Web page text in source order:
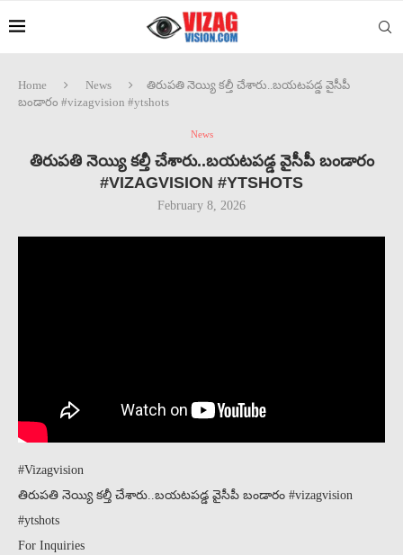
Home News
తిరుపతి నెయ్యి కల్తీ చేశారు..బయటపడ్డ వైసీపీ
బండారం #vizagvision #ytshots
News
తిరుపతి నెయ్యి కల్తీ చేశారు..బయటపడ్డ వైసీపీ బండారం
#VIZAGVISION #YTSHOTS
February 8, 2026
#Vizagvision
తిరుపతి నెయ్యి కల్తీ చేశారు..బయటపడ్డ వైసీపీ బండారం #vizagvision
#ytshots
For Inquiries